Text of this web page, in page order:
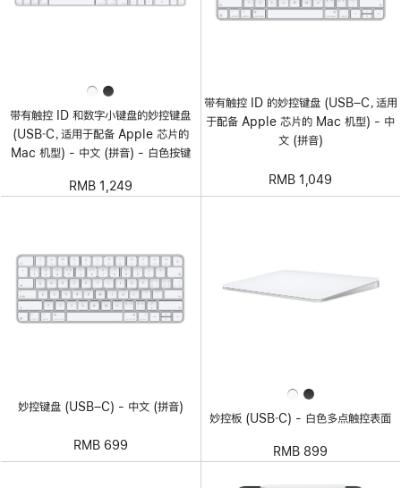
带有触控 ID 和数字小键盘的妙控键盘
(USB‑C，适用于配备 Apple 芯片的
Mac 机型) - 中文 (拼音) - 白色按键
RMB 1,249
带有触控 ID 的妙控键盘 (USB–C，适用
于配备 Apple 芯片的 Mac 机型) - 中
文 (拼音)
RMB 1,049
妙控键盘 (USB–C) - 中文 (拼音)
RMB 699
妙控板 (USB‑C) - 白色多点触控表面
RMB 899